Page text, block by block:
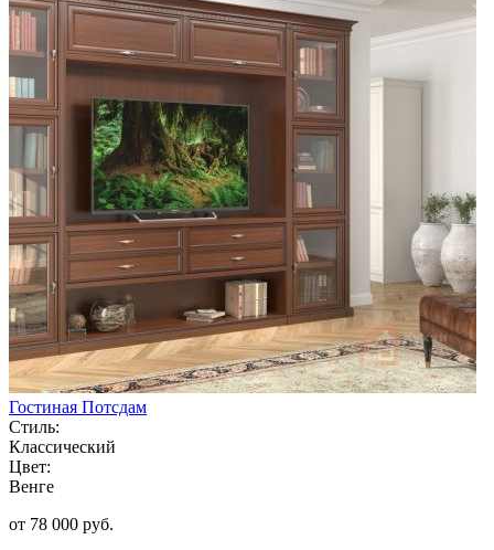
Гостиная Потсдам
Стиль:
Классический
Цвет:
Венге
от 78 000 руб.